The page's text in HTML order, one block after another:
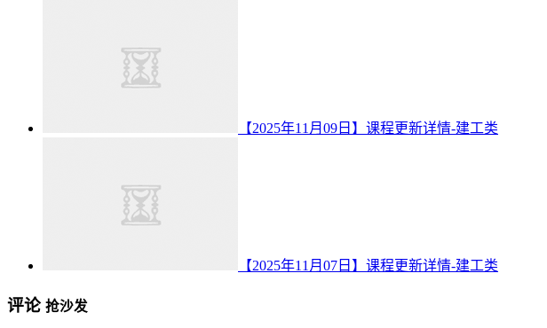
【2025年11月09日】课程更新详情-建工类
【2025年11月07日】课程更新详情-建工类
评论 抢沙发